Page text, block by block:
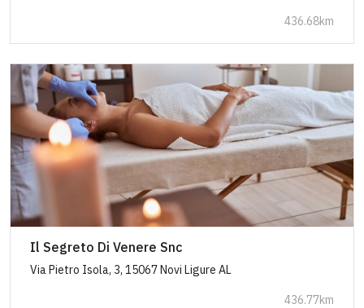
436.68km
Il Segreto Di Venere Snc
Via Pietro Isola, 3, 15067 Novi Ligure AL
436.77km